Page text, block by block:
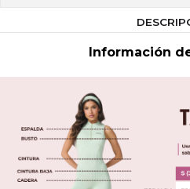
Información